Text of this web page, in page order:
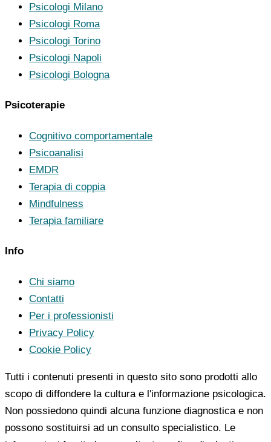
Psicologi Milano
Psicologi Roma
Psicologi Torino
Psicologi Napoli
Psicologi Bologna
Psicoterapie
Cognitivo comportamentale
Psicoanalisi
EMDR
Terapia di coppia
Mindfulness
Terapia familiare
Info
Chi siamo
Contatti
Per i professionisti
Privacy Policy
Cookie Policy
Tutti i contenuti presenti in questo sito sono prodotti allo
scopo di diffondere la cultura e l'informazione psicologica.
Non possiedono quindi alcuna funzione diagnostica e non
possono sostituirsi ad un consulto specialistico. Le